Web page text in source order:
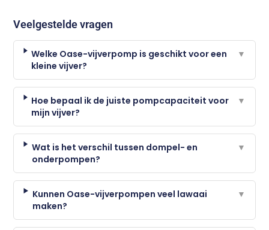
Veelgestelde vragen
Welke Oase-vijverpomp is geschikt voor een
kleine vijver?
▼
Hoe bepaal ik de juiste pompcapaciteit voor
mijn vijver?
▼
Wat is het verschil tussen dompel- en
onderpompen?
▼
Kunnen Oase-vijverpompen veel lawaai
maken?
▼